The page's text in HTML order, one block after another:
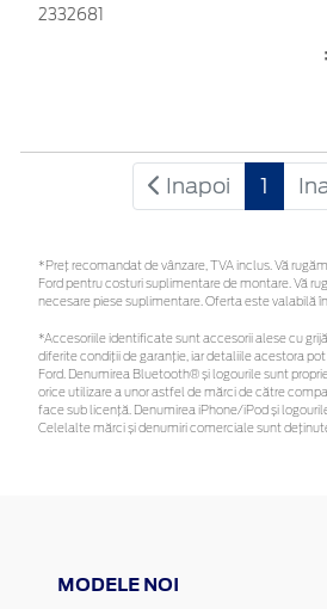
2332681
Inapoi 1
*Preţ recomandat de vânzare, TVA inclus. Vă
Ford pentru costuri suplimentare de montare. Vă
necesare piese suplimentare. Oferta este valabilă
*Accesoriile identificate sunt accesorii alese cu
diferite condiții de garanție, iar detaliile acestora
Ford. Denumirea Bluetooth® și logourile sunt
orice utilizare a unor astfel de mărci de către
face sub licență. Denumirea iPhone/iPod și
Celelalte mărci și denumiri comerciale sunt
MODELE NOI